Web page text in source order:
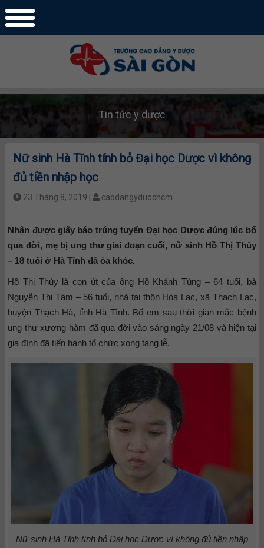
Tin tức y dược
Nữ sinh Hà Tĩnh tính bỏ Đại học Dược vì không
đủ tiền nhập học
23 Tháng 8, 2019 | caodangyduochcm
Nhận được giấy báo trúng tuyển Đại học Dược đúng lúc bố
qua đời, mẹ bị ung thư giai đoạn cuối, nữ sinh Hồ Thị Thủy
– 18 tuổi ở Hà Tĩnh đã òa khóc.
Hồ Thị Thủy là con út của ông Hồ Khánh Tùng – 64 tuổi, bà
Nguyễn Thị Tâm – 56 tuổi, nhà tại thôn Hòa Lạc, xã Thạch Lạc,
huyện Thạch Hà, tỉnh Hà Tĩnh. Bố em sau thời gian mắc bệnh
ung thư xương hàm đã qua đời vào sáng ngày 21/08 và hiện tại
gia đình đã tiến hành tổ chức xong tang lễ.
Nữ sinh Hà Tĩnh tính bỏ Đại học Dược vì không đủ tiền nhập